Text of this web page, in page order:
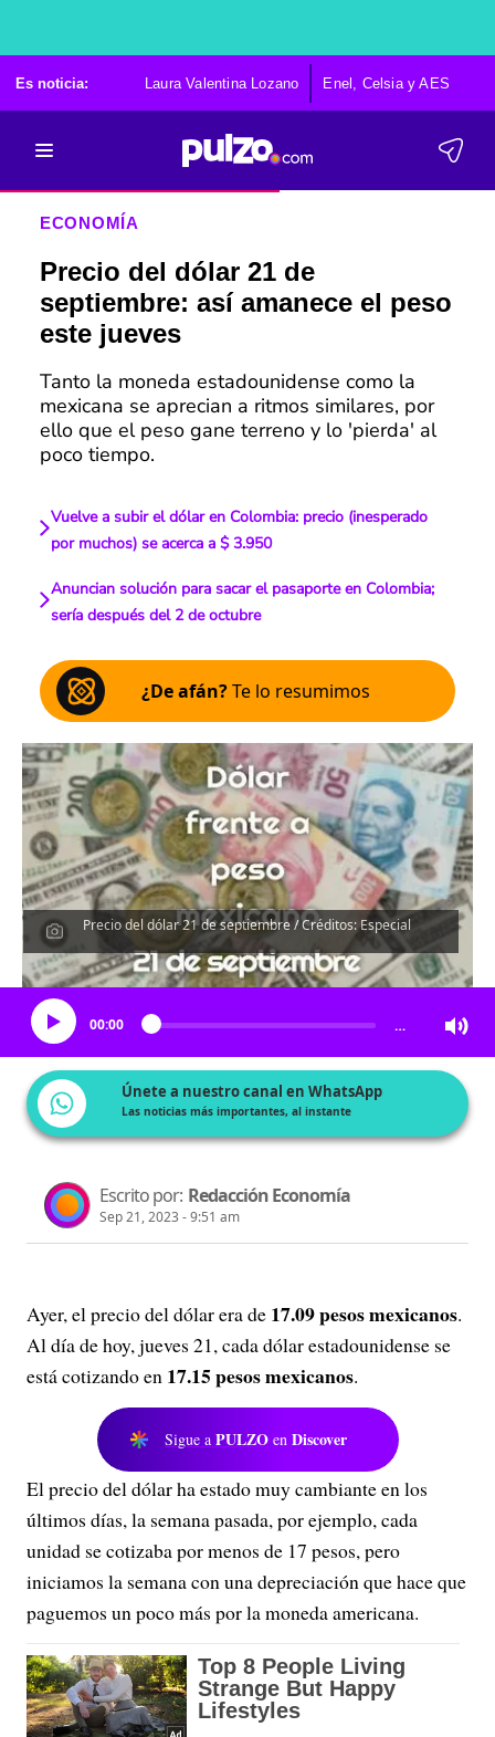
Es noticia: Laura Valentina Lozano Enel, Celsia y AES
ECONOMÍA
Precio del dólar 21 de
septiembre: así amanece el peso
este jueves
Tanto la moneda estadounidense como la
mexicana se aprecian a ritmos similares, por
ello que el peso gane terreno y lo 'pierda' al
poco tiempo.
Vuelve a subir el dólar en Colombia: precio (inesperado
por muchos) se acerca a $ 3.950
Anuncian solución para sacar el pasaporte en Colombia;
sería después del 2 de octubre
¿De afán?Te lo resumimos
Precio del dólar 21 de septiembre / Créditos: Especial
Escucha el artículo
00:00 …
Únete a nuestro canal en WhatsApp
Las noticias más importantes, al instante
Escrito por: Redacción Economía
Sep 21, 2023 - 9:51 am
Ayer, el precio del dólar era de 17.09 pesos mexicanos.
Al día de hoy, jueves 21, cada dólar estadounidense se
está cotizando en 17.15 pesos mexicanos.
Sigue a PULZO en Discover
El precio del dólar ha estado muy cambiante en los
últimos días, la semana pasada, por ejemplo, cada
unidad se cotizaba por menos de 17 pesos, pero
iniciamos la semana con una depreciación que hace que
paguemos un poco más por la moneda americana.